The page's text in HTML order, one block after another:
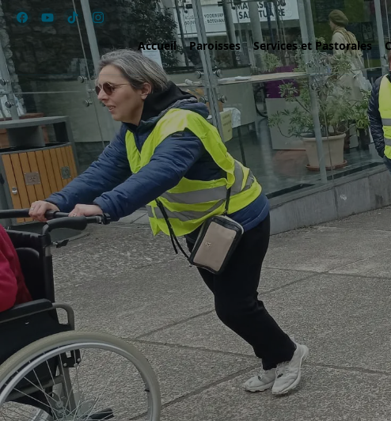
Accueil Paroisses Services et Pastorales